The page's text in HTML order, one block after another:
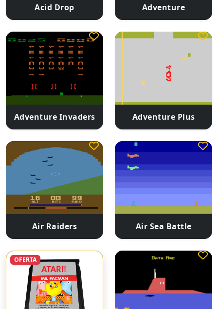
Acid Drop Adventure
Adventure Invaders Adventure Plus
Air Raiders Air Sea Battle
OFERTA